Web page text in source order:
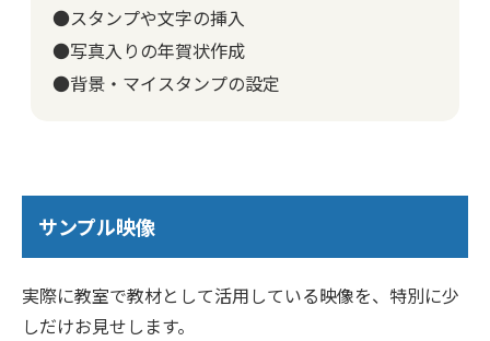
●スタンプや文字の挿入
●写真入りの年賀状作成
●背景・マイスタンプの設定
サンプル映像
実際に教室で教材として活用している映像を、特別に少
しだけお見せします。